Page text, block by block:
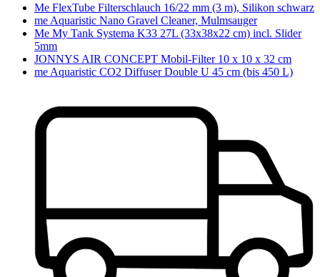
Me FlexTube Filterschlauch 16/22 mm (3 m), Silikon schwarz
me Aquaristic Nano Gravel Cleaner, Mulmsauger
Me My Tank Systema K33 27L (33x38x22 cm) incl. Slider
5mm
JONNYS AIR CONCEPT Mobil-Filter 10 x 10 x 32 cm
me Aquaristic CO2 Diffuser Double U 45 cm (bis 450 L)